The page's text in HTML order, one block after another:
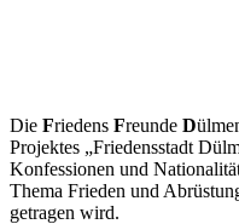
Die Friedens Freunde D
Projektes „Friedensstadt
Konfessionen und
Thema Frieden und
getragen wird.